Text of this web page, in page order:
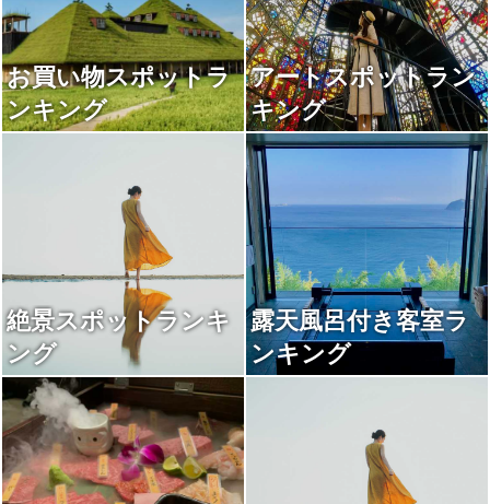
お買い物スポットラ
ンキング
アートスポットラン
キング
絶景スポットランキ
ング
露天風呂付き客室ラ
ンキング